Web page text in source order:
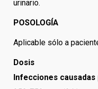
urinario.
POSOLOGÍA
Aplicable sólo a
Dosis
Infecciones